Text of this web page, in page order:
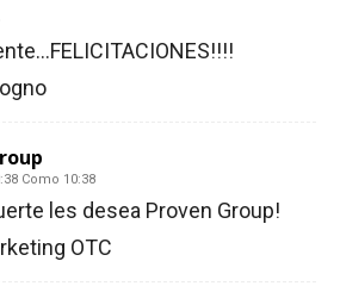
Como 10:38
les desea Proven Group!
OTC